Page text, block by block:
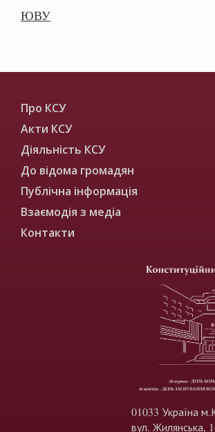
ЮВУ
Про КСУ
Акти КСУ
Діяльність КСУ
До відома громадян
Публічна інформація
Взаємодія з медіа
Контакти
01033 Україна
вул. Жилянська,